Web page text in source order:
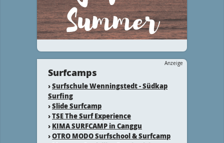
Anzeige
Surfcamps
›Surfschule Wenningstedt - Südkap
Surfing
›Slide Surfcamp
›TSE The Surf Experience
› KIMA SURFCAMP in Canggu
›OTRO MODO Surfschool & Surfcamp